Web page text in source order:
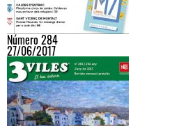
Número 284
27/06/2017